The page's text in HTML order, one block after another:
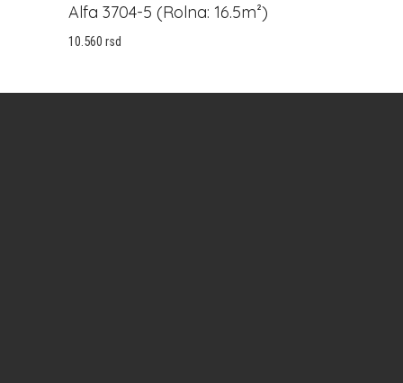
Alfa 3704-5 (Rolna: 16.5m²)
10.560 rsd